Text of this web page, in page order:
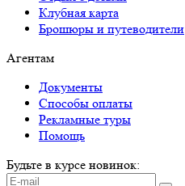
Клубная карта
Брошюры и путеводители
Агентам
Документы
Способы оплаты
Рекламные туры
Помощь
Будьте в курсе новинок: